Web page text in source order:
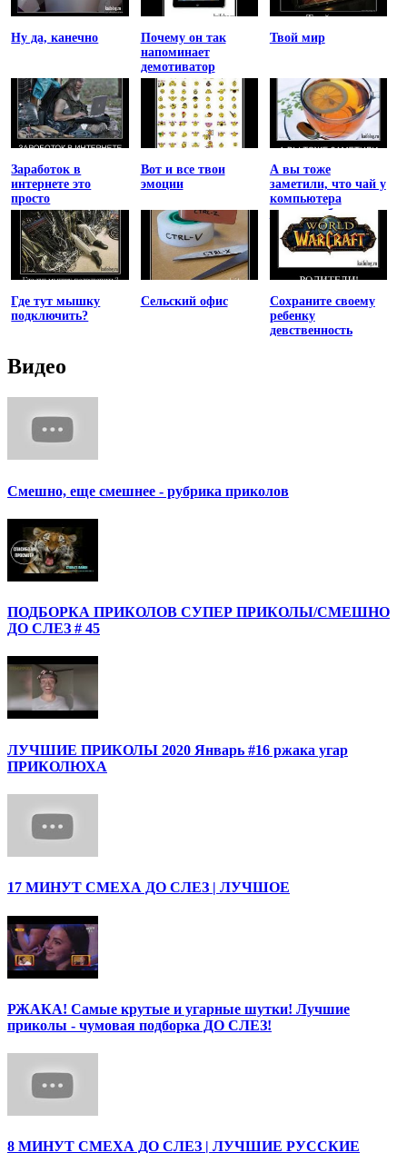
Ну да, канечно
Почему он так
напоминает
демотиватор
Твой мир
Заработок в
интернете это
просто
Вот и все твои
эмоции
А вы тоже
заметили, что чай у
компьютера
остывает быстрее
Где тут мышку
подключить?
Сельский офис
Сохраните своему
ребенку
девственность
Видео
Смешно, еще смешнее - рубрика приколов
ПОДБОРКА ПРИКОЛОВ СУПЕР ПРИКОЛЫ/СМЕШНО
ДО СЛЕЗ # 45
ЛУЧШИЕ ПРИКОЛЫ 2020 Январь #16 ржака угар
ПРИКОЛЮХА
17 МИНУТ СМЕХА ДО СЛЕЗ | ЛУЧШОЕ
РЖАКА! Самые крутые и угарные шутки! Лучшие
приколы - чумовая подборка ДО СЛЕЗ!
8 МИНУТ СМЕХА ДО СЛЕЗ | ЛУЧШИЕ РУССКИЕ